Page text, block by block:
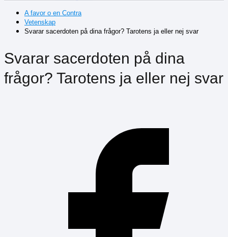
A favor o en Contra
Vetenskap
Svarar sacerdoten på dina frågor? Tarotens ja eller nej svar
Svarar sacerdoten på dina
frågor? Tarotens ja eller nej svar